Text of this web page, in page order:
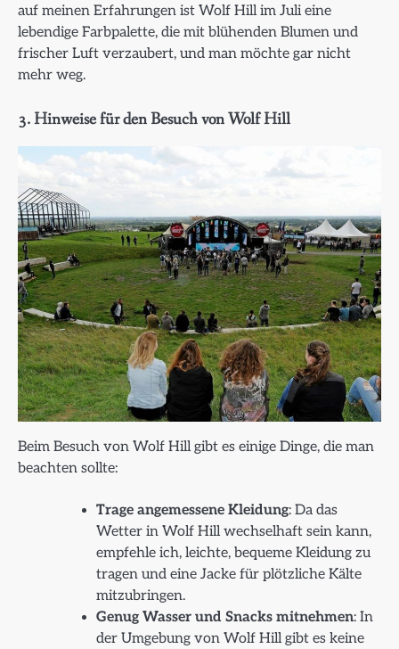
auf meinen Erfahrungen ist Wolf Hill im Juli eine
lebendige Farbpalette, die mit blühenden Blumen und
frischer Luft verzaubert, und man möchte gar nicht
mehr weg.
3. Hinweise für den Besuch von Wolf Hill
Beim Besuch von Wolf Hill gibt es einige Dinge, die man
beachten sollte:
Trage angemessene Kleidung: Da das
Wetter in Wolf Hill wechselhaft sein kann,
empfehle ich, leichte, bequeme Kleidung zu
tragen und eine Jacke für plötzliche Kälte
mitzubringen.
Genug Wasser und Snacks mitnehmen: In
der Umgebung von Wolf Hill gibt es keine